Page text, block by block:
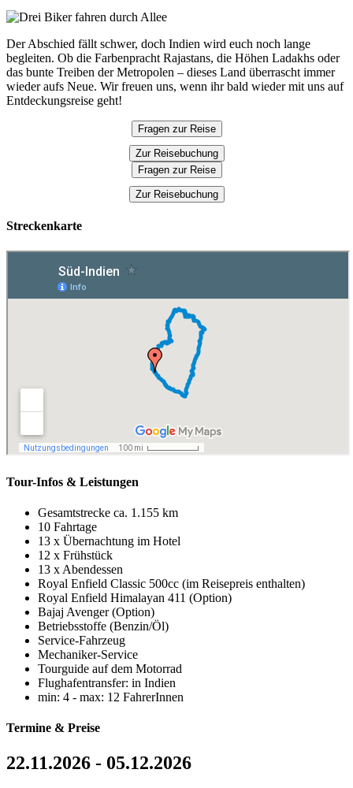
Der Abschied fällt schwer, doch Indien wird euch noch lange
begleiten. Ob die Farbenpracht Rajastans, die Höhen Ladakhs oder
das bunte Treiben der Metropolen – dieses Land überrascht immer
wieder aufs Neue. Wir freuen uns, wenn ihr bald wieder mit uns auf
Entdeckungsreise geht!
Fragen zur Reise
Zur Reisebuchung
Fragen zur Reise
Zur Reisebuchung
Streckenkarte
Tour-Infos & Leistungen
Gesamtstrecke ca. 1.155 km
10 Fahrtage
13 x Übernachtung im Hotel
12 x Frühstück
13 x Abendessen
Royal Enfield Classic 500cc (im Reisepreis enthalten)
Royal Enfield Himalayan 411 (Option)
Bajaj Avenger (Option)
Betriebsstoffe (Benzin/Öl)
Service-Fahrzeug
Mechaniker-Service
Tourguide auf dem Motorrad
Flughafentransfer: in Indien
min: 4 - max: 12 FahrerInnen
Termine & Preise
22.11.2026 - 05.12.2026